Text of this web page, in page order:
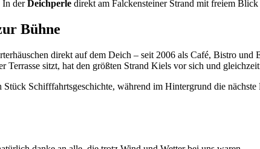
In derDeichperle direkt am Falckensteiner Strand mit freiem
Bühne
direkt auf dem Deich – seit 2006 als Café, Bistro
sitzt, hat den größten Strand Kiels vor sich und
Schifffahrtsgeschichte, während im Hintergrund die